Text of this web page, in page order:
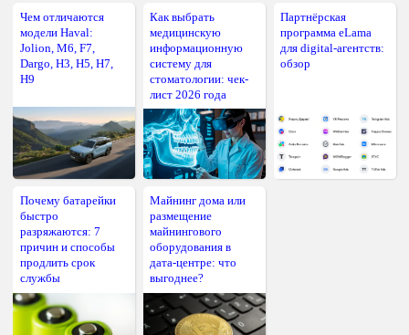
Чем отличаются
модели Haval:
Jolion, M6, F7,
Dargo, H3, H5, H7,
H9
Как выбрать
медицинскую
информационную
систему для
стоматологии: чек-
лист 2026 года
Партнёрская
программа eLama
для digital-агентств:
обзор
Почему батарейки
быстро
разряжаются: 7
причин и способы
продлить срок
службы
Майнинг дома или
размещение
майнингового
оборудования в
дата-центре: что
выгоднее?